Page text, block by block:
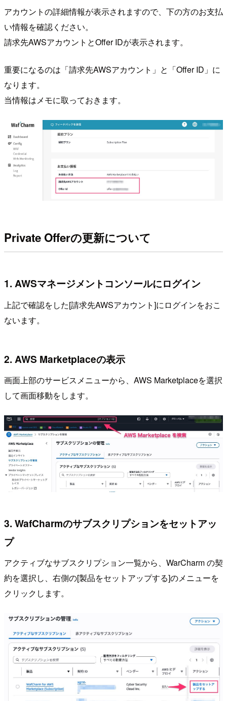
アカウントの詳細情報が表示されますので、下の方のお支払
い情報を確認ください。
請求先AWSアカウントとOffer IDが表示されます。
重要になるのは「請求先AWSアカウント」と「Offer ID」に
なります。
当情報はメモに取っておきます。
Private Offerの更新について
1. AWSマネージメントコンソールにログイン
上記で確認をした[請求先AWSアカウント]にログインをおこ
ないます。
2. AWS Marketplaceの表示
画面上部のサービスメニューから、AWS Marketplaceを選択
して画面移動をします。
3. WafCharmのサブスクリプションをセットアッ
プ
アクティブなサブスクリプション一覧から、WarCharm の契
約を選択し、右側の[製品をセットアップする]のメニューを
クリックします。